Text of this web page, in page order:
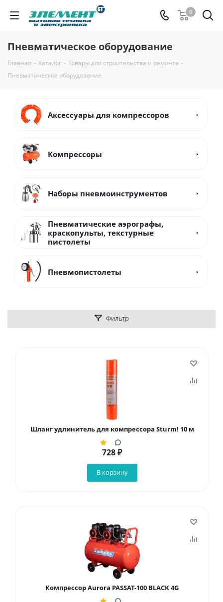
0
Пневматическое оборудование
Главная - Каталог - Товары для строительства и ремонта -
Пневматическое оборудование
Аксессуары для компрессоров
Компрессоры
Наборы пневмоинструментов
Пневматические аэрографы,
краскопульты, текстурные
пистолеты
Пневмопистолеты
Фильтр
Шланг удлинитель для компрессора Sturm! 10 м
728₽
В корзину
Компрессор Aurora PASSAT-100 BLACK 4G